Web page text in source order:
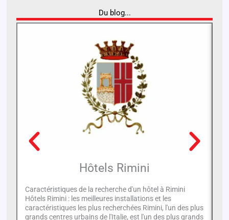
Du blog...
Hôtels Rimini
Caractéristiques de la recherche d'un hôtel à Rimini
Hôtels Rimini : les meilleures installations et les
caractéristiques les plus recherchées Rimini, l'un des plus
grands centres urbains de l'Italie, est l'un des plus grands